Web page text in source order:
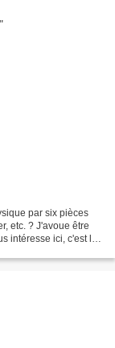
par six pièces
etc. ? J'avoue être
intéresse ici, c'est le